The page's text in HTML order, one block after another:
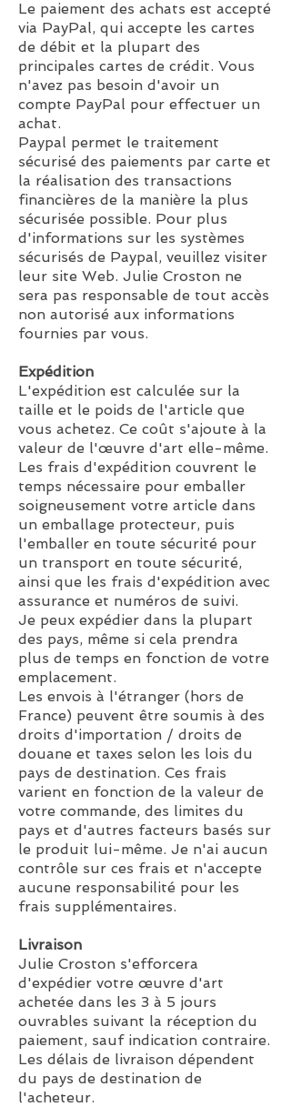
Le paiement des achats est accepté
via PayPal, qui accepte les cartes
de débit et la plupart des
principales cartes de crédit. Vous
n'avez pas besoin d'avoir un
compte PayPal pour effectuer un
achat.
Paypal permet le traitement
sécurisé des paiements par carte et
la réalisation des transactions
financières de la manière la plus
sécurisée possible. Pour plus
d'informations sur les systèmes
sécurisés de Paypal, veuillez visiter
leur site Web. Julie Croston ne
sera pas responsable de tout accès
non autorisé aux informations
fournies par vous.
Expédition
L'expédition est calculée sur la
taille et le poids de l'article que
vous achetez. Ce coût s'ajoute à la
valeur de l'œuvre d'art elle-même.
Les frais d'expédition couvrent le
temps nécessaire pour emballer
soigneusement votre article dans
un emballage protecteur, puis
l'emballer en toute sécurité pour
un transport en toute sécurité,
ainsi que les frais d'expédition avec
assurance et numéros de suivi.
Je peux expédier dans la plupart
des pays, même si cela prendra
plus de temps en fonction de votre
emplacement.
Les envois à l'étranger (hors de
France) peuvent être soumis à des
droits d'importation / droits de
douane et taxes selon les lois du
pays de destination. Ces frais
varient en fonction de la valeur de
votre commande, des limites du
pays et d'autres facteurs basés sur
le produit lui-même. Je n'ai aucun
contrôle sur ces frais et n'accepte
aucune responsabilité pour les
frais supplémentaires.
Livraison
Julie Croston s'efforcera
d'expédier votre œuvre d'art
achetée dans les 3 à 5 jours
ouvrables suivant la réception du
paiement, sauf indication contraire.
Les délais de livraison dépendent
du pays de destination de
l'acheteur.